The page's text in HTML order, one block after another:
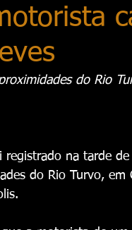
do Rio
na tarde
do Rio Turvo,